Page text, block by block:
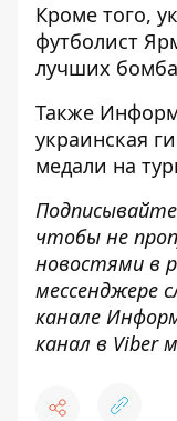
Кроме того,
футболист
лучших
Также
украинская
медали на
чтобы не
новостями в
мессенджере
канале
канал в Viber